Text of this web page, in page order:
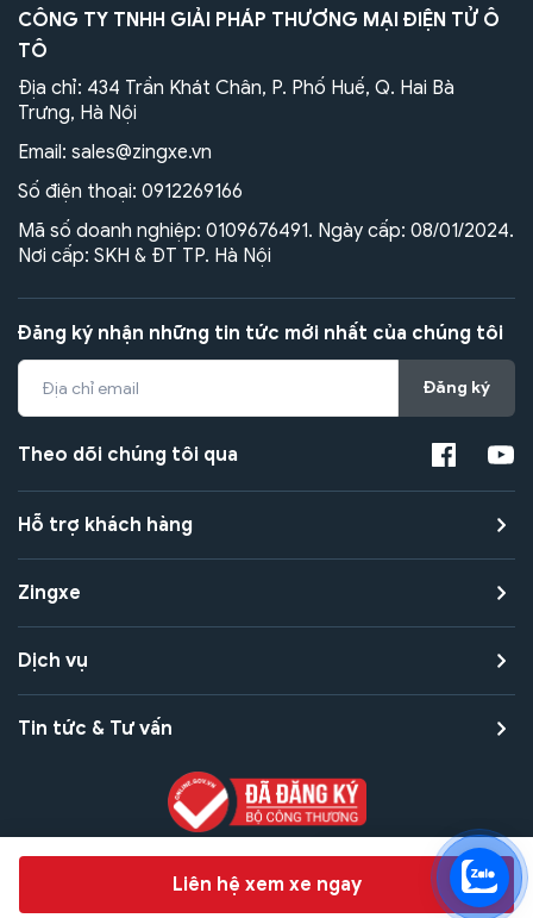
Chat hỗ trợ
Liên hệ xem xe ngay
CÔNG TY TNHH GIẢI PHÁP THƯƠNG MẠI ĐIỆN TỬ Ô
TÔ
Địa chỉ: 434 Trần Khát Chân, P. Phố Huế, Q. Hai Bà
Trưng, Hà Nội
Email: sales@zingxe.vn
Số điện thoại: 0912269166
Mã số doanh nghiệp: 0109676491. Ngày cấp: 08/01/2024.
Nơi cấp: SKH & ĐT TP. Hà Nội
Đăng ký nhận những tin tức mới nhất của chúng tôi
Đăng ký
Theo dõi chúng tôi qua
Hỗ trợ khách hàng
Zingxe
Dịch vụ
Tin tức & Tư vấn
Bảo mật quyền riêng tư
Điều khoản sử dụng